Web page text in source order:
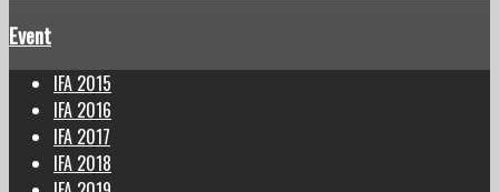
Event
IFA 2015
IFA 2016
IFA 2017
IFA 2018